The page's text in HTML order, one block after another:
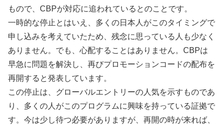
もので、CBPが対応に追われているとのことです。
一時的な停止とはいえ、多くの日本人がこのタイミングで
申し込みを考えていたため、残念に思っている人も少なく
ありません。でも、心配することはありません。CBPは
早急に問題を解決し、再びプロモーションコードの配布を
再開すると発表しています。
この停止は、グローバルエントリーの人気を示すものであ
り、多くの人がこのプログラムに興味を持っている証拠で
す。今は少し待つ必要がありますが、再開の時が来れば、